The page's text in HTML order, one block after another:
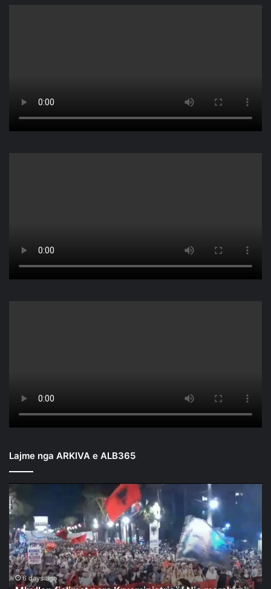
Lajme nga ARKIVA e ALB365
Mbyllen
fjalimet
para
Kryeministrisë/
Nis
marshimi
në
rrugët6 days ago